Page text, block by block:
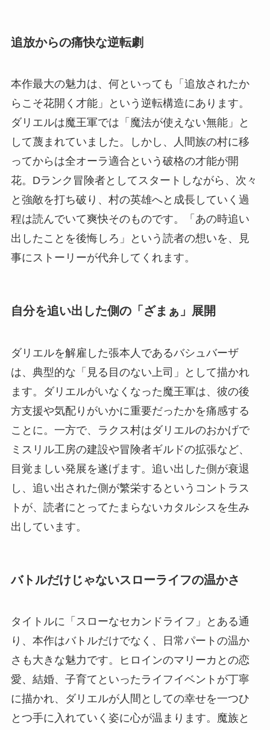
追放からの痛快な逆転劇
本作最大の魅力は、何といっても「追放されたか
らこそ花開く才能」という逆転構造にあります。
ダリエルは魔王軍では「魔法が使えない無能」と
して蔑まれていました。しかし、人間族の村に移
ってからは全オーラ適合という破格の才能が開
花。Dランク冒険者としてスタートしながら、次々
と強敵を打ち破り、村の英雄へと成長していく過
程は読んでいて爽快そのものです。「あの時追い
出したことを後悔しろ」という読者の想いを、見
事にストーリーが代弁してくれます。
自分を追い出した側の「ざまぁ」展開
ダリエルを解雇した張本人であるバシュバーザ
は、典型的な「見る目のない上司」として描かれ
ます。ダリエルがいなくなった魔王軍は、彼の後
方支援や気配りがいかに重要だったかを痛感する
ことに。一方で、ラクス村はダリエルのおかげで
ミスリル工房の建設や冒険者ギルドの拡張など、
目覚ましい発展を遂げます。追い出した側が衰退
し、追い出された側が繁栄するというコントラス
トが、読者にとってたまらないカタルシスを生み
出しています。
バトルだけじゃないスローライフの温かさ
タイトルに「スローなセカンドライフ」とある通
り、本作はバトルだけでなく、日常パートの温か
さも大きな魅力です。ヒロインのマリーカとの恋
愛、結婚、子育てといったライフイベントが丁寧
に描かれ、ダリエルが人間としての幸せを一つひ
とつ手に入れていく姿に心が温まります。魔族と